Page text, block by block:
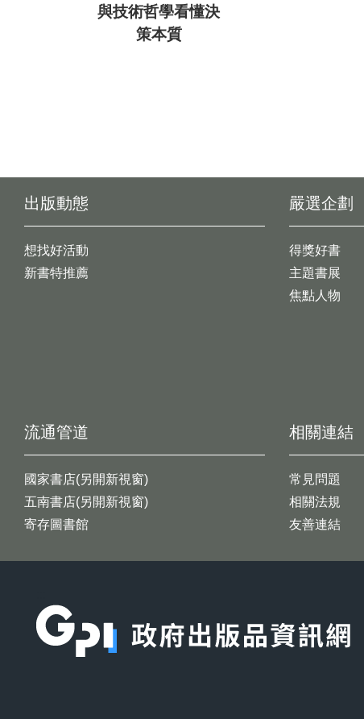
與技術哲學看懂決
策本質
出版動態
想找好活動
新書特推薦
嚴選企劃
得獎好書
主題書展
焦點人物
流通管道
國家書店(另開新視窗)
五南書店(另開新視窗)
寄存圖書館
相關連結
常見問題
相關法規
友善連結